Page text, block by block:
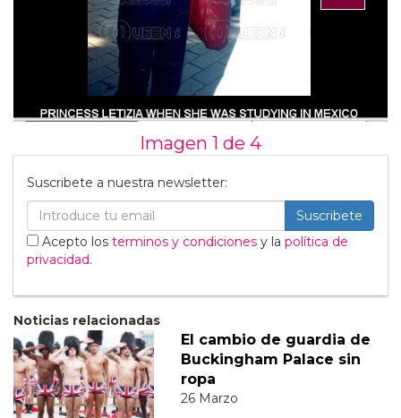
Imagen 1 de 4
Suscribete a nuestra newsletter:
Suscribete
Acepto los terminos y condiciones y la política de
privacidad.
Noticias relacionadas
El cambio de guardia de
Buckingham Palace sin
ropa
26 Marzo